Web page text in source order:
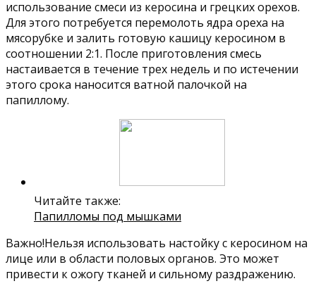
использование смеси из керосина и грецких орехов.
Для этого потребуется перемолоть ядра ореха на
мясорубке и залить готовую кашицу керосином в
соотношении 2:1. После приготовления смесь
настаивается в течение трех недель и по истечении
этого срока наносится ватной палочкой на
папиллому.
Читайте также:
Папилломы под мышками
Важно!Нельзя использовать настойку с керосином на
лице или в области половых органов. Это может
привести к ожогу тканей и сильному раздражению.